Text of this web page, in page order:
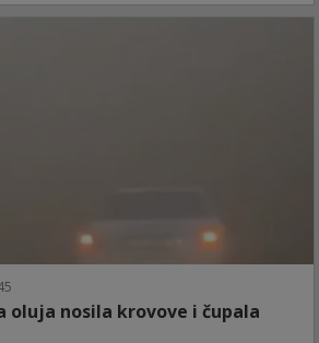
oluja nosila krovove i čupala